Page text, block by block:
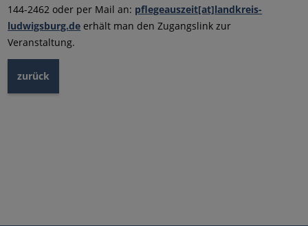
144-2462 oder per Mail an: pflegeauszeit[at]landkreis-
ludwigsburg.de erhält man den Zugangslink zur
Veranstaltung.
zurück